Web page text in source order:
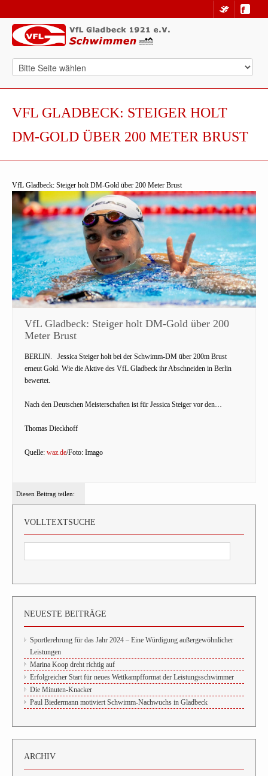
VFL GLADBECK: STEIGER HOLT
DM-GOLD ÜBER 200 METER BRUST
VfL Gladbeck: Steiger holt DM-Gold über 200 Meter Brust
VfL Gladbeck: Steiger holt DM-Gold über 200
Meter Brust
BERLIN.
Jessica Steiger holt bei der Schwimm-DM über 200m Brust
erneut Gold. Wie die Aktive des VfL Gladbeck ihr Abschneiden in Berlin
bewertet.
Nach den Deutschen Meisterschaften ist für Jessica Steiger vor den…
Thomas Dieckhoff
Quelle: waz.de/Foto: Imago
Diesen Beitrag teilen:
VOLLTEXTSUCHE
NEUESTE BEITRÄGE
Sportlerehrung für das Jahr 2024 – Eine Würdigung außergewöhnlicher
Leistungen
Marina Koop dreht richtig auf
Erfolgreicher Start für neues Wettkampfformat der Leistungsschwimmer
Die Minuten-Knacker
Paul Biedermann motiviert Schwimm-Nachwuchs in Gladbeck
ARCHIV